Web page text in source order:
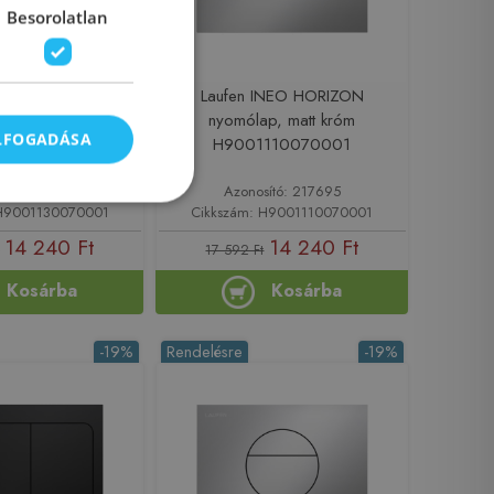
14 240 Ft
Kosárba
Laufen INEO HORIZON
nyomólap, matt króm
H9001110070001
Azonosító: 217695
Cikkszám: H9001110070001
17 592 Ft 14 240 Ft
Kosárba
-19% -19%
Rendelésre
Besorolatlan